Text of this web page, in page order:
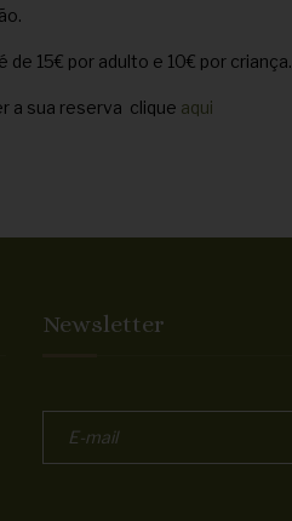
de 15€ por adulto e 10€ por criança.
a sua reserva clique aqui
Newsletter